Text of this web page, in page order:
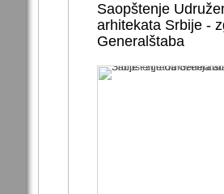
Saopštenje
arhitekata Srbije -
Generalštaba